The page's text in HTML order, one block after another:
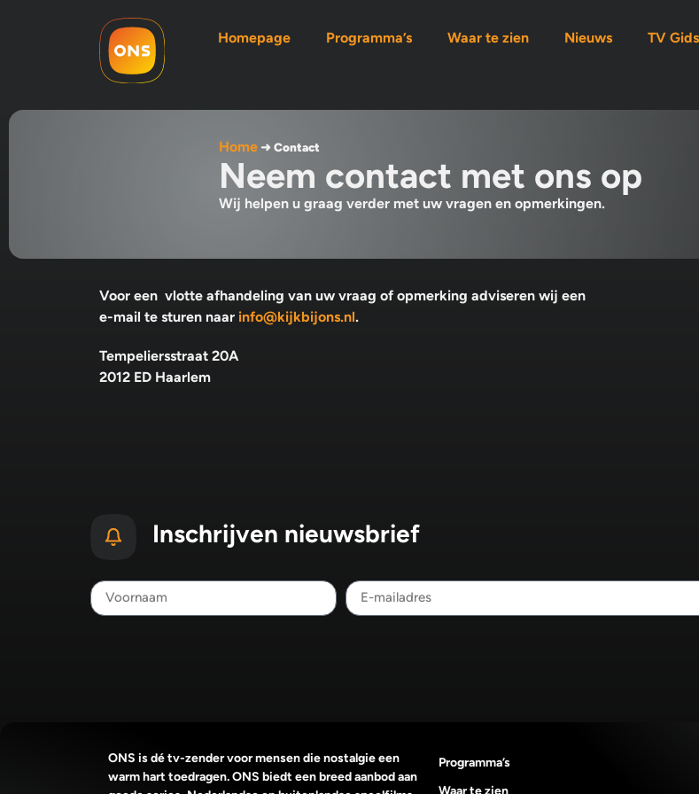
Homepage Programma’s Waar te zien Nieuws TV Gids
Home ➜Contact
Neem contact met ons op
Wij helpen u graag verder met uw vragen en opmerkingen.
Voor een vlotte afhandeling van uw vraag of opmerking adviseren wij een
e-mail te sturen naar info@kijkbijons.nl.
Tempeliersstraat 20A
2012 ED Haarlem
Inschrijven nieuwsbrief
ONS is dé tv-zender voor mensen die nostalgie een
warm hart toedragen. ONS biedt een breed aanbod aan
Programma’s
Waar te zien